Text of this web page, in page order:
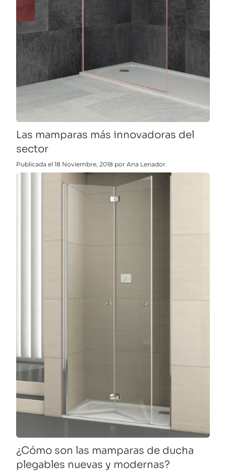
Las mamparas más innovadoras del
sector
Publicada el 18 Noviembre, 2018 por Ana Lenador.
¿Cómo son las mamparas de ducha
plegables nuevas y modernas?